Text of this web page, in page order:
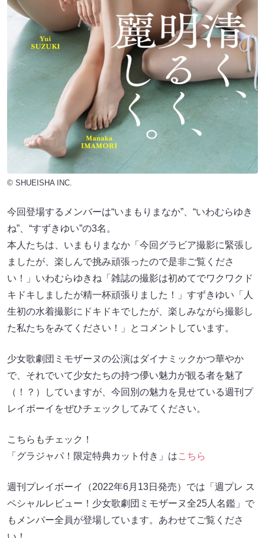
© SHUEISHA INC.
今回登場するメンバーは“いまもりまなか”、“いわむらゆき
ね”、“すずきゆい”の3名。
本人たちは、いまもりまなか「今回グラビア撮影に緊張し
ましたが、楽しんで挑み頑張ったので是非ご覧くださ
い！」いわむらゆきね「雑誌の撮影は初めてでワクワクド
キドキしましたが精一杯頑張りました！」すずきゆい「人
生初の水着撮影にドキドキでしたが、楽しみながら撮影し
た私たちをみてください！」とコメントしています。
少女歌劇団ミモザーヌの公演はダイナミックかつ華やか
で、それでいて少女たちの持つ儚い魅力が観る者を魅了
（！？）していますが、今回別の魅力を見せている週刊プ
レイボーイをぜひチェックしてみてください。
こちらもチェック！
「グラジャパ！限定特典カット付き」はこちら
週刊プレイボーイ（2022年6月13日発売）では「週プレ ス
ペシャルレビュー！少女歌劇団ミモザーヌ全25人名鑑」で
もメンバー全員が登場しています。あわせてご覧くださ